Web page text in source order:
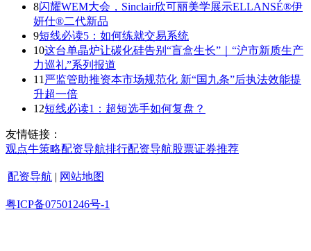
8闪耀WEM大会，Sinclair欣可丽美学展示ELLANSÉ®伊
妍仕®二代新品
9短线必读5：如何练就交易系统
10这台单晶炉让碳化硅告别“盲盒生长”｜“沪市新质生产
力巡礼”系列报道
11 严监管助推资本市场规范化 新“国九条”后执法效能提
升超一倍
12短线必读1：超短选手如何复盘？
友情链接：
观点牛策略配资导航排行配资导航股票证券推荐
配资导航 | 网站地图
粤ICP备07501246号-1